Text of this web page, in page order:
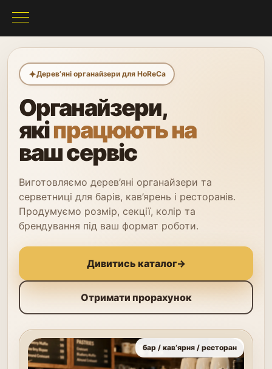
✦Дерев’яні органайзери для HoReCa
Органайзери,
якіпрацюють на
ваш сервіс
Виготовляємо дерев’яні органайзери та
серветниці для барів, кав’ярень і ресторанів.
Продумуємо розмір, секції, колір та
брендування під ваш формат роботи.
Дивитись каталог→
Отримати прорахунок
бар / кав’ярня / ресторан